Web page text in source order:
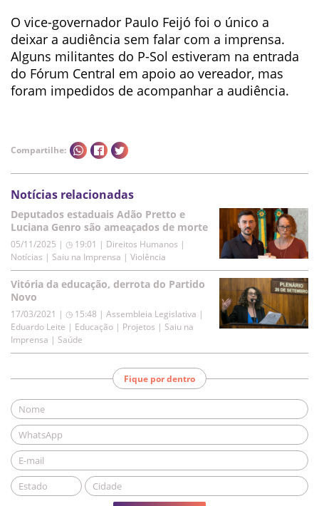
O vice-governador Paulo Feijó foi o único a
deixar a audiência sem falar com a imprensa.
Alguns militantes do P-Sol estiveram na entrada
do Fórum Central em apoio ao vereador, mas
foram impedidos de acompanhar a audiência.
Compartilhe:
Notícias relacionadas
Deputados estaduais Adão Pretto e
Luciana Genro são ameaçados de morte
05/11/2025 | ◷ 19:01 | Direitos Humanos |
Notícias | Saiu na Imprensa | Violência
Vitória da educação, derrota do Partido
Novo
17/03/2021 | ◷ 15:48 | Assembleia Legislativa |
Eduardo Leite | Educação | Projetos | Saiu na
Imprensa | Saúde
Fique por dentro